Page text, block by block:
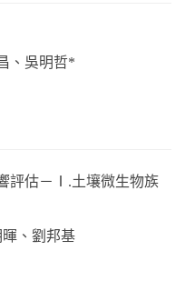
、吳明哲*
評估－Ⅰ.土壤微生物族
、劉邦基